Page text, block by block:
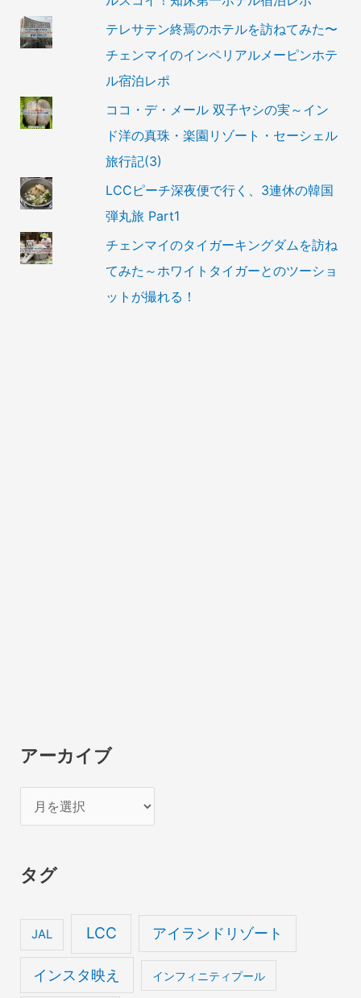
テレサテン終焉のホテルを訪ねてみた〜
チェンマイのインペリアルメーピンホテ
ル宿泊レポ
ココ・デ・メール 双子ヤシの実～イン
ド洋の真珠・楽園リゾート・セーシェル
旅行記(3)
LCCピーチ深夜便で行く、3連休の韓国
弾丸旅 Part1
チェンマイのタイガーキングダムを訪ね
てみた～ホワイトタイガーとのツーショ
ットが撮れる！
アーカイブ
ー
イ
タグ
JAL LCC アイランドリゾート
インスタ映え インフィニティプール